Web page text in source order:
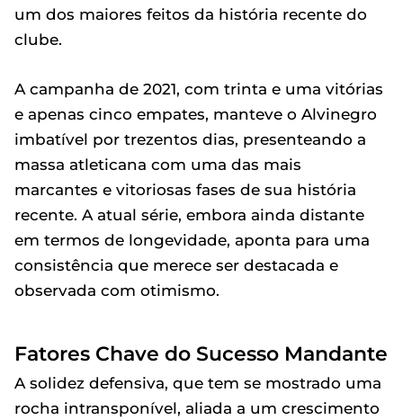
um dos maiores feitos da história recente do
clube.
A campanha de 2021, com trinta e uma vitórias
e apenas cinco empates, manteve o Alvinegro
imbatível por trezentos dias, presenteando a
massa atleticana com uma das mais
marcantes e vitoriosas fases de sua história
recente. A atual série, embora ainda distante
em termos de longevidade, aponta para uma
consistência que merece ser destacada e
observada com otimismo.
Fatores Chave do Sucesso Mandante
A solidez defensiva, que tem se mostrado uma
rocha intransponível, aliada a um crescimento